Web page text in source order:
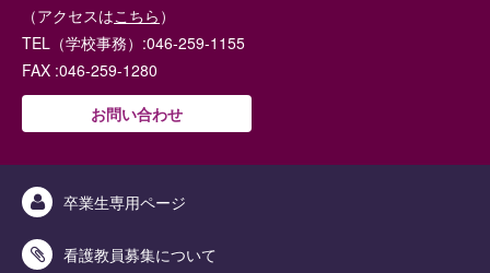
（アクセスはこちら ）
TEL（学校事務）:046-259-1155
FAX :046-259-1280
お問い合わせ
卒業生専用ページ
看護教員募集について